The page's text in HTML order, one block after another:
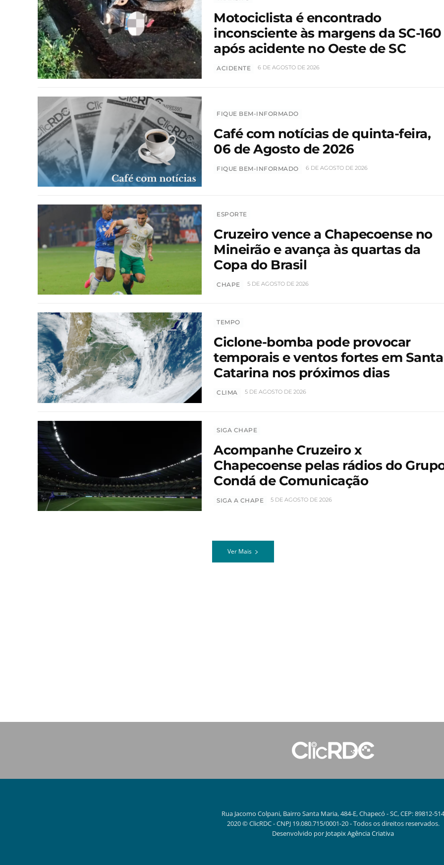
Motociclista é encontrado
inconsciente às margens da SC-160
após acidente no Oeste de SC
ACIDENTE 6 DE AGOSTO DE 2026
FIQUE BEM-INFORMADO
Café com notícias de quinta-feira,
06 de Agosto de 2026
FIQUE BEM-INFORMADO 6 DE AGOSTO DE 2026
ESPORTE
Cruzeiro vence a Chapecoense no
Mineirão e avança às quartas da
Copa do Brasil
CHAPE 5 DE AGOSTO DE 2026
TEMPO
Ciclone-bomba pode provocar
temporais e ventos fortes em Santa
Catarina nos próximos dias
CLIMA 5 DE AGOSTO DE 2026
SIGA CHAPE
Acompanhe Cruzeiro x
Chapecoense pelas rádios do
Condá de Comunicação
SIGA A CHAPE 5 DE AGOSTO DE 2026
Ver Mais
Rua Jacomo Colpani, Bairro Santa Maria, 484-E, Chapecó - SC, CEP: 89812-514
2020 © ClicRDC - CNPJ 19.080.715/0001-20 - Todos os direitos reservados.
Desenvolvido por Jotapix Agência Criativa